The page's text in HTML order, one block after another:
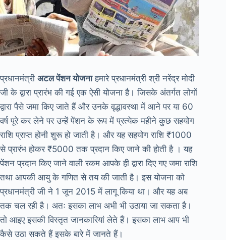
प्रधानमंत्री अटल पेंशन योजनाहमारे प्रधानमंत्री श्री नरेंद्र मोदी
जी के द्वारा प्रारंभ की गई एक ऐसी योजना है। जिसके अंतर्गत लोगों
द्वारा पैसे जमा किए जाते हैं और उनके वृद्धावस्था में आने पर या 60
वर्ष पूरे कर लेने पर उन्हें पेंशन के रूप में प्रत्येक महीने कुछ सहयोग
राशि प्राप्त होनी शुरू हो जाती है। और यह सहयोग राशि ₹1000
से प्रारंभ होकर ₹5000 तक प्रदान किए जाने की होती है । यह
पेंशन प्रदान किए जाने वाली रकम आपके ही द्वारा दिए गए जमा राशि
तथा आपकी आयु के गणित से तय की जाती है। इस योजना को
प्रधानमंत्री जी ने 1 जून 2015 में लागू किया था। और यह अब
तक चल रही है। अतः इसका लाभ अभी भी उठाया जा सकता है।
तो आइए इसकी विस्तृत जानकारियां लेते हैं। इसका लाभ आप भी
कैसे उठा सकते हैं इसके बारे में जानते हैं।